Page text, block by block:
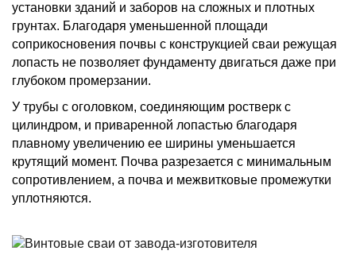
установки зданий и заборов на сложных и плотных
грунтах. Благодаря уменьшенной площади
соприкосновения почвы с конструкцией сваи режущая
лопасть не позволяет фундаменту двигаться даже при
глубоком промерзании.
У трубы с оголовком, соединяющим ростверк с
цилиндром, и приваренной лопастью благодаря
плавному увеличению ее ширины уменьшается
крутящий момент. Почва разрезается с минимальным
сопротивлением, а почва и межвитковые промежутки
уплотняются.